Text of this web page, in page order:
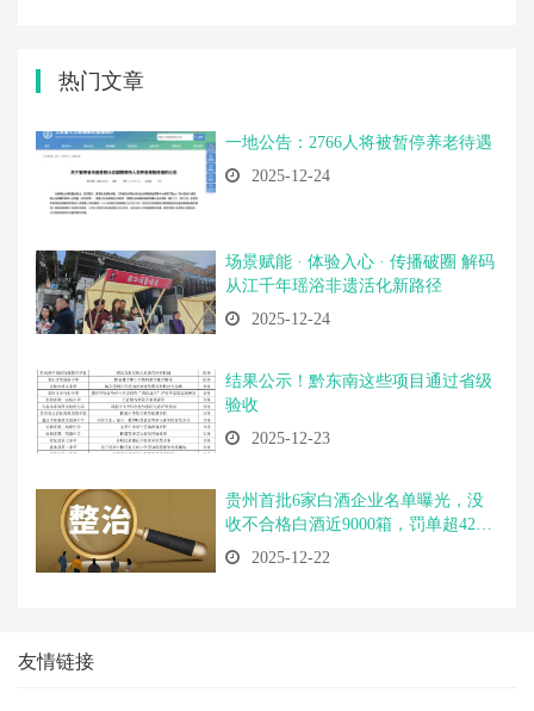
热门文章
一地公告：2766人将被暂停养老待遇
2025-12-24
场景赋能 · 体验入心 · 传播破圈 解码
从江千年瑶浴非遗活化新路径
2025-12-24
结果公示！黔东南这些项目通过省级
验收
2025-12-23
贵州首批6家白酒企业名单曝光，没
收不合格白酒近9000箱，罚单超420
万
2025-12-22
友情链接